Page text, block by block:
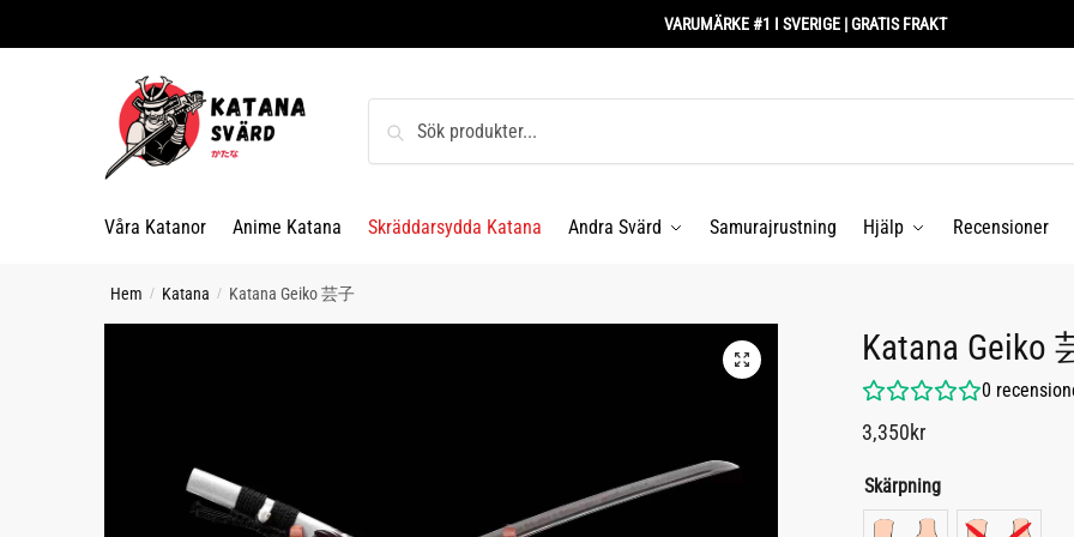
to
to
VARUMÄRKE #1 I SVERIGE | GRATIS FRAKT
efter:
Våra Katanor Anime Katana Skräddarsydda Katana Andra Svärd Samurajrustning Hjälp Recensioner
Hem / Katana / Katana Geiko 芸子
Katana Geiko
0
3,350kr
Skärpning